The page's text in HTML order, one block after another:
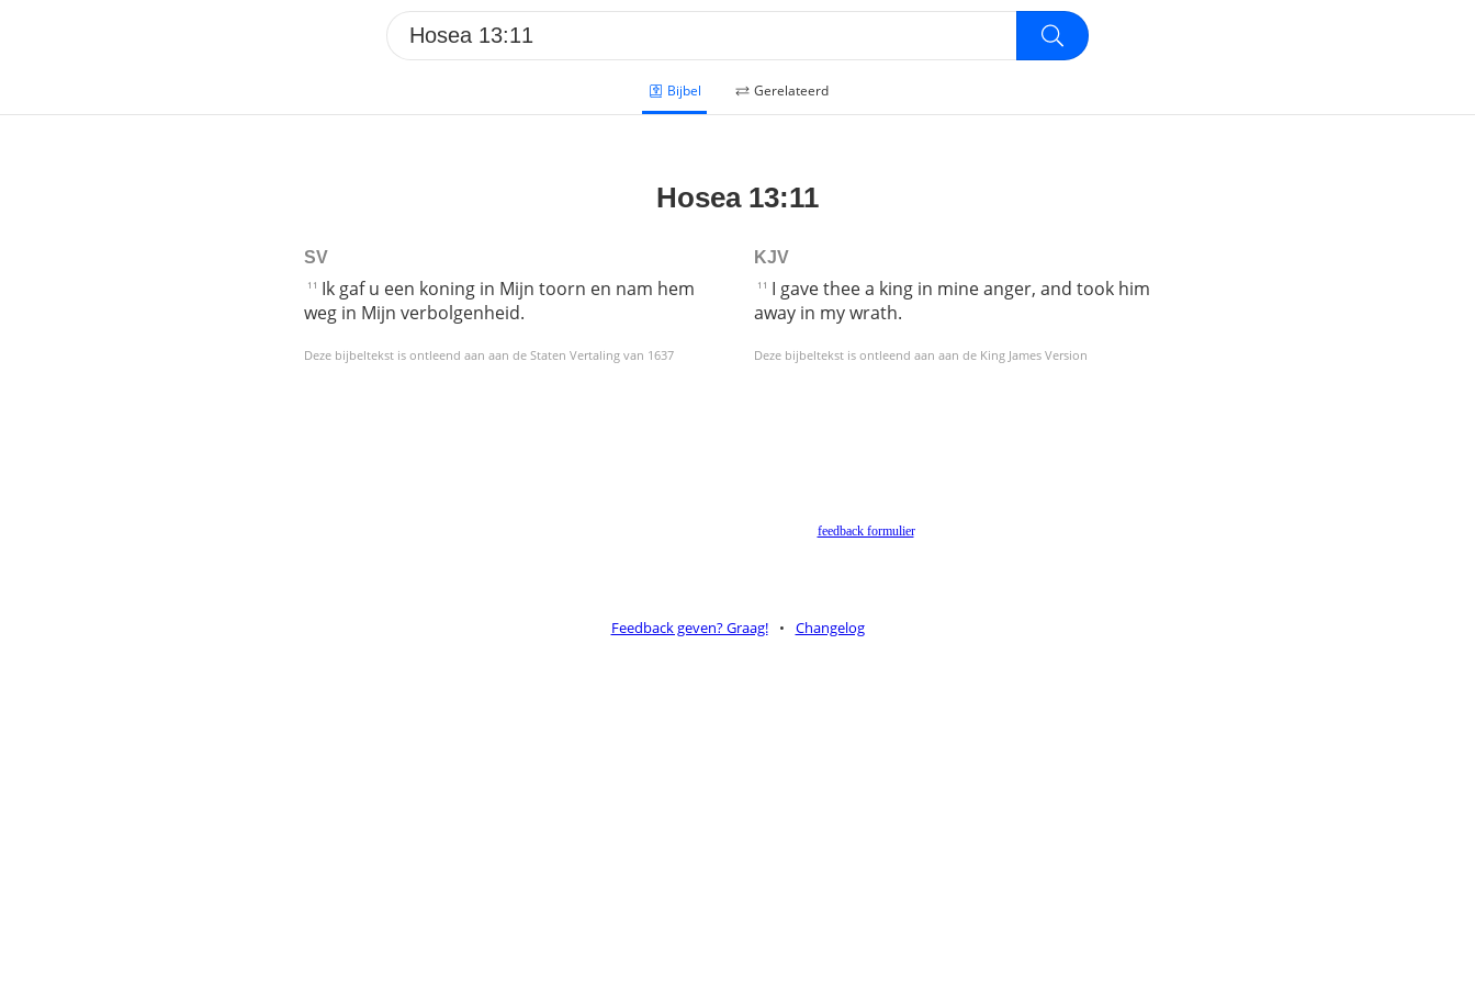
Bijbel Gerelateerd
Hosea 13:11
SV
11 Ik gaf u een koning in Mijn toorn en nam hem
weg in Mijn verbolgenheid.
Deze bijbeltekst is ontleend aan aan de Staten Vertaling van 1637
KJV
11 I gave thee a king in mine anger, and took him
away in my wrath.
Deze bijbeltekst is ontleend aan aan de King James Version
feedback formulier.
Feedback geven? Graag! • Changelog